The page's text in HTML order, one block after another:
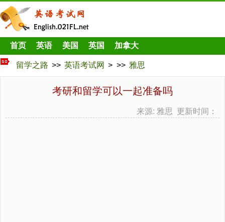
首页 英语 美国 英国 加拿大
留学之路 >> 英语考试网 > >> 雅思
考研和留学可以一起准备吗
来源: 雅思 更新时间：